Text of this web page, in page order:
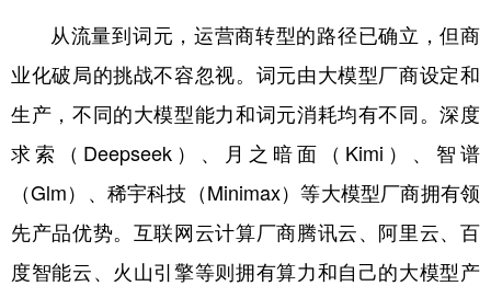
从流量到词元，运营商转型的路径已确立，但商
业化破局的挑战不容忽视。词元由大模型厂商设定和
生产，不同的大模型能力和词元消耗均有不同。深度
求索（Deepseek）、月之暗面（Kimi）、智谱
（Glm）、稀宇科技（Minimax）等大模型厂商拥有领
先产品优势。互联网云计算厂商腾讯云、阿里云、百
度智能云、火山引擎等则拥有算力和自己的大模型产